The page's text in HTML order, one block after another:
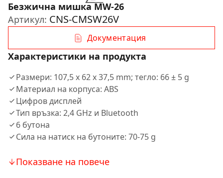
Безжична мишка MW-26
Артикул: CNS-CMSW26V
Документация
Характеристики на продукта
Размери: 107,5 x 62 x 37,5 mm; тегло: 66 ± 5 g
Материал на корпуса: ABS
Цифров дисплей
Тип връзка: 2,4 GHz и Bluetooth
6 бутона
Сила на натиск на бутоните: 70-75 g
Показване на повече